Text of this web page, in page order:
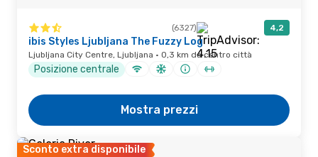
(6327) 4,2
ibis Styles Ljubljana The Fuzzy Log
Ljubljana City Centre, Ljubljana · 0,3 km da centro città
Posizione centrale
Mostra prezzi
Sconto extra disponibile